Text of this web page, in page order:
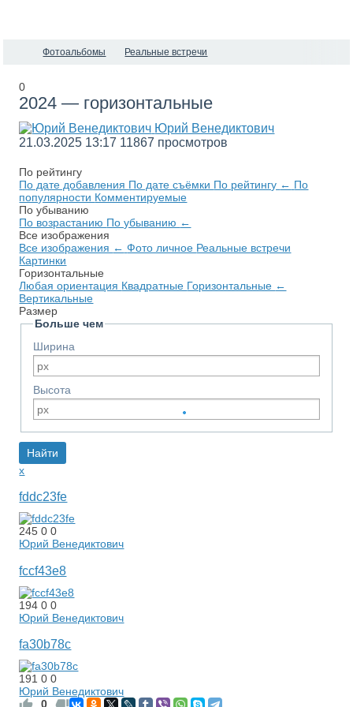
Фотоальбомы Реальные встречи
0
2024 — горизонтальные
Юрий Венедиктович
21.03.2025 13:17 11867 просмотров
По рейтингу
По дате добавления По дате съёмки По рейтингу ← По
популярности Комментируемые
По убыванию
По возрастанию По убыванию ←
Все изображения
Все изображения ← Фото личное Реальные встречи
Картинки
Горизонтальные
Любая ориентация Квадратные Горизонтальные ←
Вертикальные
Размер
Больше чем
Ширина
Высота
x
fddc23fe
24500
Юрий Венедиктович
fccf43e8
19400
Юрий Венедиктович
fa30b78c
19100
Юрий Венедиктович
0